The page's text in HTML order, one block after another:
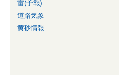
雷(予報)
道路気象
黄砂情報